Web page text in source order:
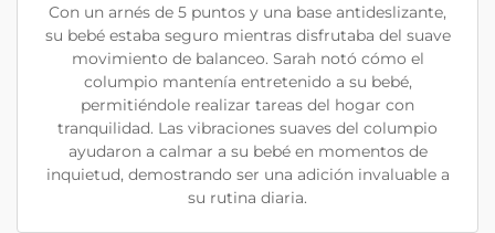
Con un arnés de 5 puntos y una base antideslizante,
su bebé estaba seguro mientras disfrutaba del suave
movimiento de balanceo. Sarah notó cómo el
columpio mantenía entretenido a su bebé,
permitiéndole realizar tareas del hogar con
tranquilidad. Las vibraciones suaves del columpio
ayudaron a calmar a su bebé en momentos de
inquietud, demostrando ser una adición invaluable a
su rutina diaria.